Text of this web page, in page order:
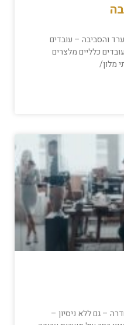
והסביבה – עובדים
כלליים מלצרים
מלון/
– גם ללא ניסיון –